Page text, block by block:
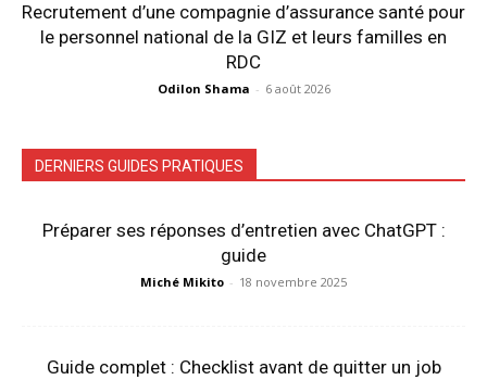
Recrutement d’une compagnie d’assurance santé pour
le personnel national de la GIZ et leurs familles en
RDC
Odilon Shama - 6 août 2026
DERNIERS GUIDES PRATIQUES
Préparer ses réponses d’entretien avec ChatGPT :
guide
Miché Mikito - 18 novembre 2025
Guide complet : Checklist avant de quitter un job